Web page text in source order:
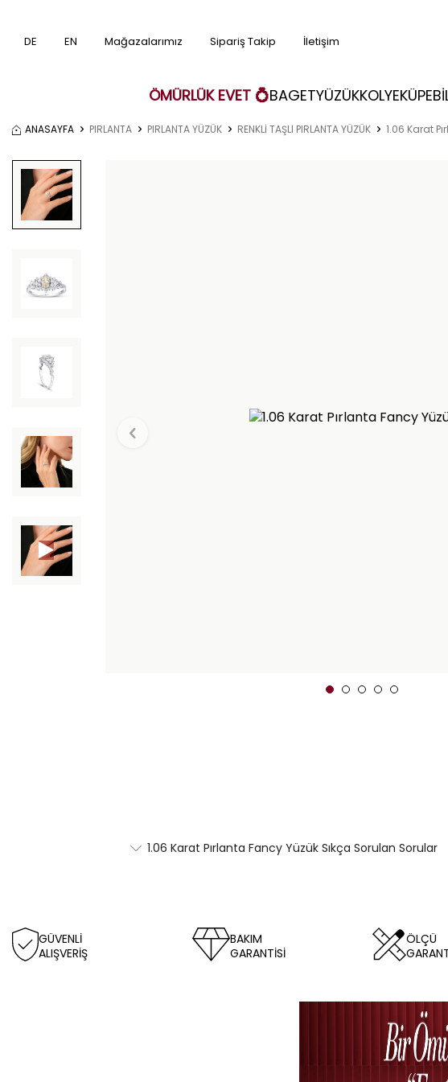
DE EN Mağazalarımız Sipariş Takip İletişim
ÖMÜRLÜK EVET 💍BAGETYÜZÜKKOLYEKÜPE
ANASAYFA PIRLANTA PIRLANTA YÜZÜK RENKLİ TAŞLI PIRLANTA YÜZÜK 1.06 Karat
1.06 Karat Pırlanta Fancy Yüzük Sıkça Sorulan Sorular
GÜVENLİ
ALIŞVERİŞ
BAKIM
GARANTİSİ
ÖLÇÜ